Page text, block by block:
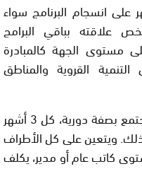
على انسجام البرنامج سواء
علاقته بباقي البرامج
مستوى الجهة كالمبادرة
القروية والمناطق
– كما يجب على اللجنة المركزية أن تجتمع بصفة دورية، كل 3 أشهر
ويتعين على كل الأطراف
كاتب عام أو مدير، يكلف